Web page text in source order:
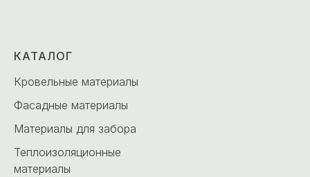
КАТАЛОГ
Кровельные материалы
Фасадные материалы
Материалы для забора
Теплоизоляционные
материалы